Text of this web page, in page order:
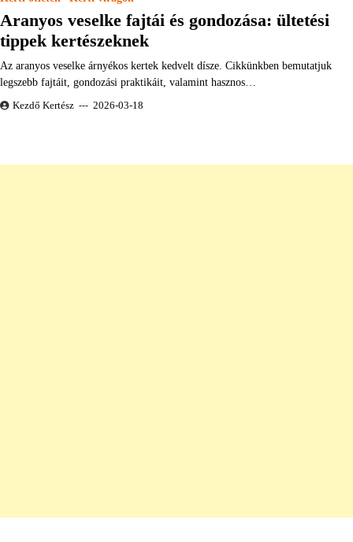
Aranyos veselke fajtái és gondozása: ültetési
tippek kertészeknek
Az aranyos veselke árnyékos kertek kedvelt dísze. Cikkünkben bemutatjuk
legszebb fajtáit, gondozási praktikáit, valamint hasznos…
Kezdő Kertész 2026-03-18